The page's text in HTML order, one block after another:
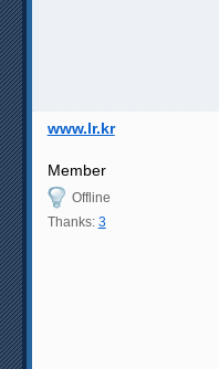
www.lr.kr
Member
Offline
Thanks: 3